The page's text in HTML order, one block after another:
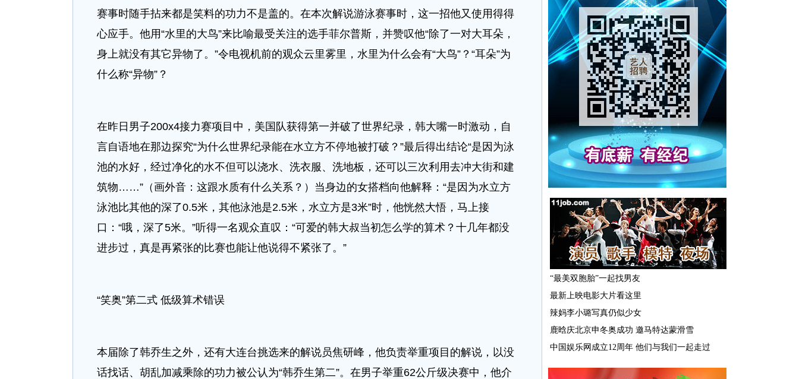
赛事时随手拈来都是笑料的功力不是盖的。在本次解说游泳赛事时，这一招他又使用得得
心应手。他用“水里的大鸟”来比喻最受关注的选手菲尔普斯，并赞叹他“除了一对大耳朵，
身上就没有其它异物了。”令电视机前的观众云里雾里，水里为什么会有“大鸟”？“耳朵”为
什么称“异物”？
在昨日男子200x4接力赛项目中，美国队获得第一并破了世界纪录，韩大嘴一时激动，自
言自语地在那边探究“为什么世界纪录能在水立方不停地被打破？”最后得出结论“是因为泳
池的水好，经过净化的水不但可以浇水、洗衣服、洗地板，还可以三次利用去冲大街和建
筑物……”（画外音：这跟水质有什么关系？）当身边的女搭档向他解释：“是因为水立方
泳池比其他的深了0.5米，其他泳池是2.5米，水立方是3米”时，他恍然大悟，马上接
口：“哦，深了5米。”听得一名观众直叹：“可爱的韩大叔当初怎么学的算术？十几年都没
进步过，真是再紧张的比赛也能让他说得不紧张了。”
“笑奥”第二式 低级算术错误
本届除了韩乔生之外，还有大连台挑选来的解说员焦研峰，他负责举重项目的解说，以没
话找话、胡乱加减乘除的功力被公认为“韩乔生第二”。在男子举重62公斤级决赛中，他介